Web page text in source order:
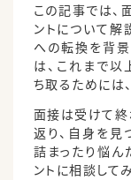
この記事では、
ントについて解
への転換を背
は、これまで以
ち取るためには
面接は受けて終
返り、自身を見
詰まったり悩ん
ントに相談して